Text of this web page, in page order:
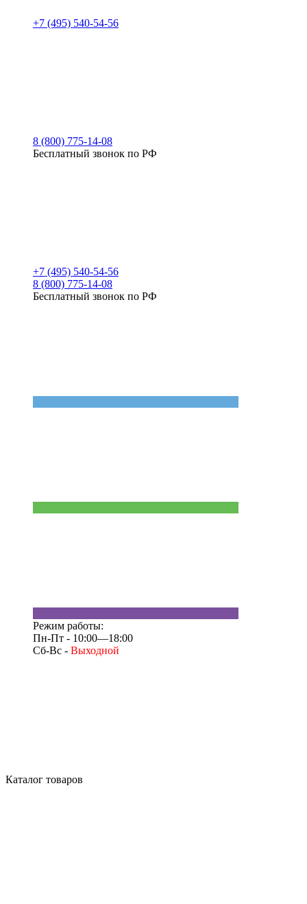
+7 (495) 540-54-56
8 (800) 775-14-08
Бесплатный звонок по РФ
+7 (495) 540-54-56
8 (800) 775-14-08
Бесплатный звонок по РФ
Режим работы:
Пн-Пт - 10:00—18:00
Сб-Вс - Выходной
Каталог товаров